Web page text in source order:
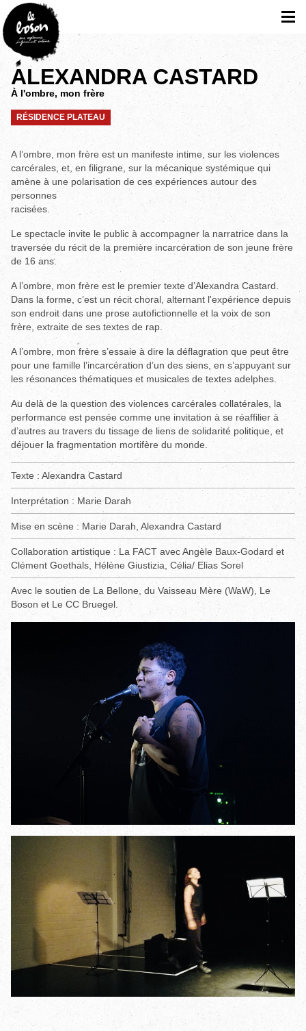
ALEXANDRA CASTARD
À l'ombre, mon frère
RÉSIDENCE PLATEAU
A l’ombre, mon frère est un manifeste intime, sur les violences
carcérales, et, en filigrane, sur la mécanique systémique qui
amène à une polarisation de ces expériences autour des
personnes
racisées.
Le spectacle invite le public à accompagner la narratrice dans la
traversée du récit de la première incarcération de son jeune frère
de 16 ans.
A l’ombre, mon frère est le premier texte d’Alexandra Castard.
Dans la forme, c’est un récit choral, alternant l'expérience depuis
son endroit dans une prose autofictionnelle et la voix de son
frère, extraite de ses textes de rap.
A l’ombre, mon frère s’essaie à dire la déflagration que peut être
pour une famille l’incarcération d’un des siens, en s’appuyant sur
les résonances thématiques et musicales de textes adelphes.
Au delà de la question des violences carcérales collatérales, la
performance est pensée comme une invitation à se réaffilier à
d’autres au travers du tissage de liens de solidarité politique, et
déjouer la fragmentation mortifère du monde.
Texte : Alexandra Castard
Interprétation : Marie Darah
Mise en scène : Marie Darah, Alexandra Castard
Collaboration artistique : La FACT avec Angèle Baux-Godard et
Clément Goethals, Hélène Giustizia, Célia/ Elias Sorel
Avec le soutien de La Bellone, du Vaisseau Mère (WaW), Le
Boson et Le CC Bruegel.